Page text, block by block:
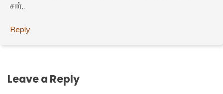
சார்,,
Reply
Leave a Reply